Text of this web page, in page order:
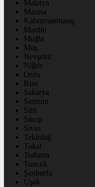
Malatya
Manisa
Kahramanmaraş
Mardin
Muğla
Muş
Nevşehir
Niğde
Ordu
Rize
Sakarya
Samsun
Siirt
Sinop
Sivas
Tekirdağ
Tokat
Trabzon
Tunceli
Şanlıurfa
Uşak